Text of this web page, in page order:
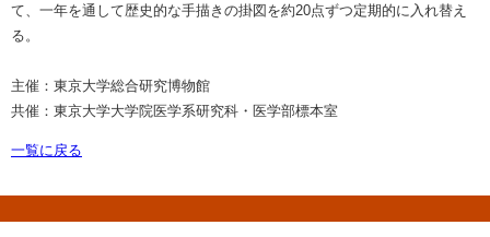
て、一年を通して歴史的な手描きの掛図を約20点ずつ定期的に入れ替え
る。
主催：東京大学総合研究博物館
共催：東京大学大学院医学系研究科・医学部標本室
一覧に戻る